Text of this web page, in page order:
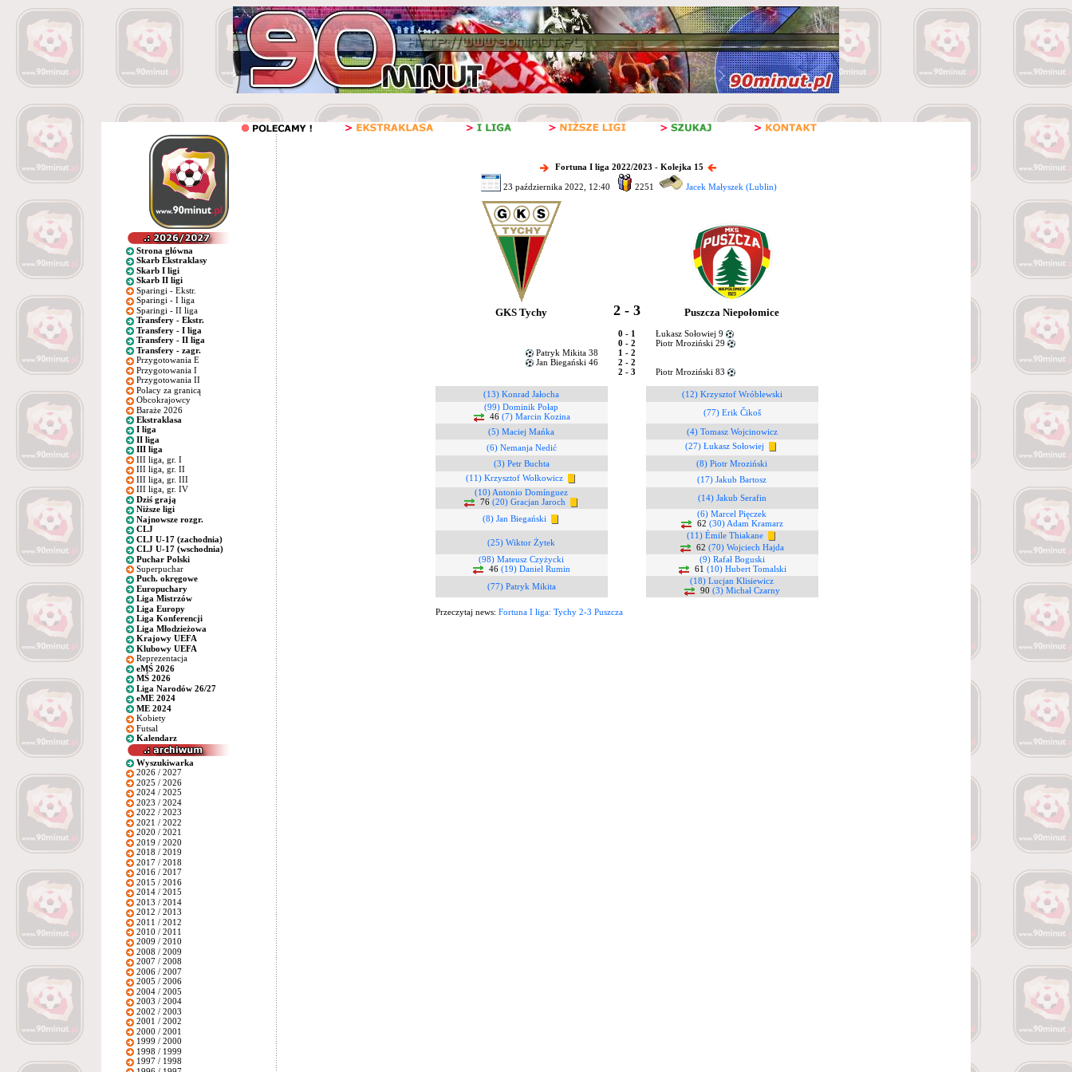
Strona główna
Skarb Ekstraklasy
Skarb I ligi
Skarb II ligi
Sparingi - Ekstr.
Sparingi - I liga
Sparingi - II liga
Transfery - Ekstr.
Transfery - I liga
Transfery - II liga
Transfery - zagr.
Przygotowania E
Przygotowania I
Przygotowania II
Polacy za granicą
Obcokrajowcy
Baraże 2026
Ekstraklasa
I liga
II liga
III liga
III liga, gr. I
III liga, gr. II
III liga, gr. III
III liga, gr. IV
Dziś grają
Niższe ligi
Najnowsze rozgr.
CLJ
CLJ U-17 (zachodnia)
CLJ U-17 (wschodnia)
Puchar Polski
Superpuchar
Puch. okręgowe
Europuchary
Liga Mistrzów
Liga Europy
Liga Konferencji
Liga Młodzieżowa
Krajowy UEFA
Klubowy UEFA
Reprezentacja
eMŚ 2026
MŚ 2026
Liga Narodów 26/27
eME 2024
ME 2024
Kobiety
Futsal
Kalendarz
Wyszukiwarka
2026 / 2027
2025 / 2026
2024 / 2025
2023 / 2024
2022 / 2023
2021 / 2022
2020 / 2021
2019 / 2020
2018 / 2019
2017 / 2018
2016 / 2017
2015 / 2016
2014 / 2015
2013 / 2014
2012 / 2013
2011 / 2012
2010 / 2011
2009 / 2010
2008 / 2009
2007 / 2008
2006 / 2007
2005 / 2006
2004 / 2005
2003 / 2004
2002 / 2003
2001 / 2002
2000 / 2001
1999 / 2000
1998 / 1999
1997 / 1998
Fortuna I liga 2022/2023 - Kolejka 15
23 października 2022, 12:40 2251 Jacek Małyszek (Lublin)
GKS Tychy 2 - 3 Puszcza Niepołomice
0 - 1
Łukasz Sołowiej 9
0 - 2
Piotr Mroziński 29
Patryk Mikita 38
1 - 2
Jan Biegański 46
2 - 2
2 - 3
Piotr Mroziński 83
(13) Konrad Jałocha
(12) Krzysztof Wróblewski
(99) Dominik Połap
46 (7) Marcin Kozina
(77) Erik Čikoš
(5) Maciej Mańka
(4) Tomasz Wojcinowicz
(6) Nemanja Nedić
(27) Łukasz Sołowiej
(3) Petr Buchta
(8) Piotr Mroziński
(11) Krzysztof Wołkowicz
(17) Jakub Bartosz
(10) Antonio Domínguez
76 (20) Gracjan Jaroch (14) Jakub Serafin
(8) Jan Biegański
(6) Marcel Pięczek
62 (30) Adam Kramarz
(25) Wiktor Żytek
(11) Émile Thiakane
62 (70) Wojciech Hajda
(98) Mateusz Czyżycki
46 (19) Daniel Rumin
(9) Rafał Boguski
61 (10) Hubert Tomalski
(77) Patryk Mikita
(18) Lucjan Klisiewicz
90 (3) Michał Czarny
Przeczytaj news: Fortuna I liga: Tychy 2-3 Puszcza